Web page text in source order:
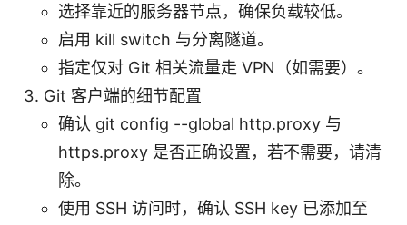
选择靠近的服务器节点，确保负载较低。
启用 kill switch 与分离隧道。
指定仅对 Git 相关流量走 VPN（如需要）。
Git 客户端的细节配置
确认 git config --global http.proxy 与
https.proxy 是否正确设置，若不需要，请清
除。
使用 SSH 访问时，确认 SSH key 已添加至